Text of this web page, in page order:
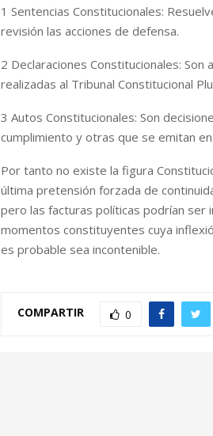
1 Sentencias Constitucionales:
revisión las acciones de defensa.
2 Declaraciones Constitucionales:
realizadas al Tribunal Constitucional
3 Autos Constitucionales: Son
cumplimiento y otras que se emitan
Por tanto no existe la figura
última pretensión forzada de
pero las facturas políticas podrían ser
momentos constituyentes cuya
es probable sea incontenible.
COMPARTIR 0